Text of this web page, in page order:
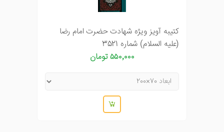
کتیبه آویز ویژه شهادت حضرت امام رضا
(علیه السلام) شماره 3521
۵۵۰٬۰۰۰ تومان